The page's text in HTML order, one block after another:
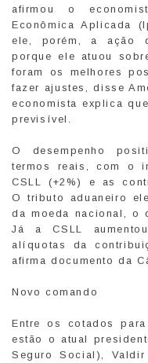
afirmou o
Econômica Aplicada
ele, porém, a ação
porque ele atuou
foram os melhores
fazer ajustes, disse
economista explica
previsível.
O desempenho
termos reais, com o
CSLL (+2%) e as
O tributo aduaneiro
da moeda nacional, o
Já a CSLL
alíquotas da
afirma documento da
Novo comando
Entre os cotados
estão o atual
Seguro Social),